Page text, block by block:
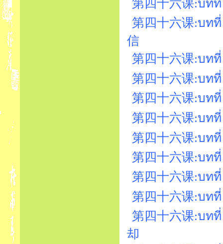
第四十六课:บท
第四十六课:บท
信
第四十六课:บท
第四十六课:บท
第四十六课:บท
第四十六课:บท
第四十六课:บท
第四十六课:บท
第四十六课:บท
第四十六课:บท
第四十六课:บท
却